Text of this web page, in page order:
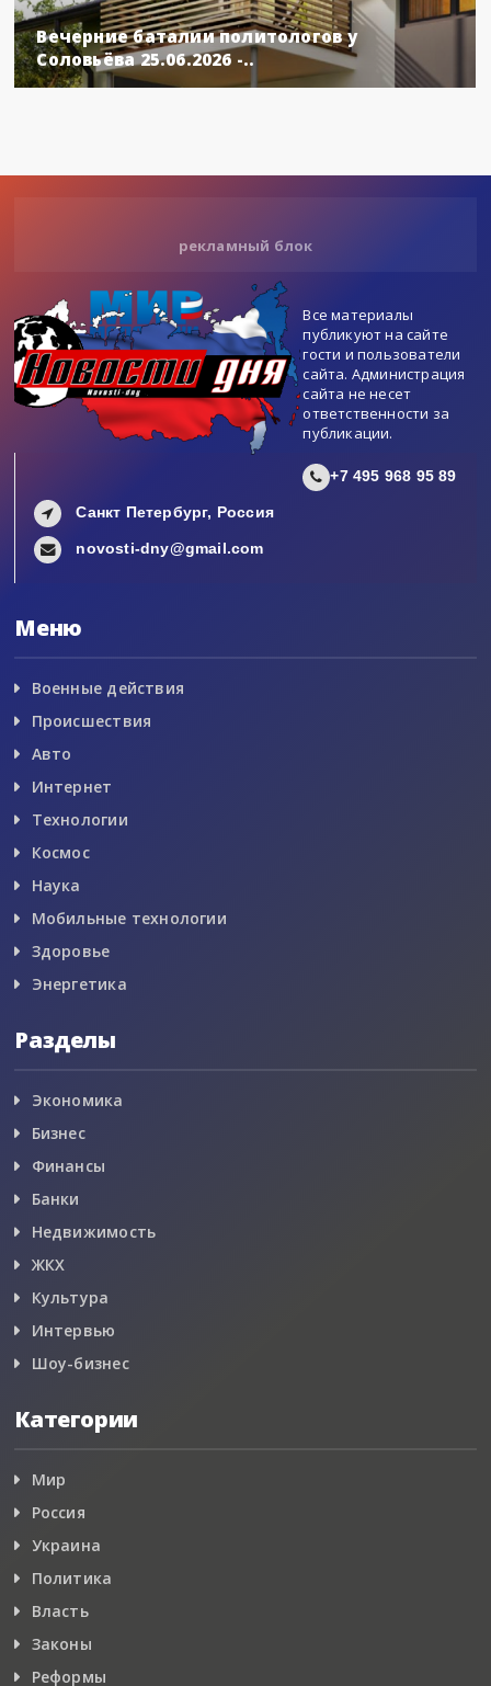
Вечерние баталии политологов у
Соловьёва 25.06.2026 -..
рекламный блок
Все материалы
публикуют на сайте
гости и пользователи
сайта. Администрация
сайта не несет
ответственности за
публикации.
+7 495 968 95 89
Санкт Петербург, Россия
novosti-dny@gmail.com
Меню
Военные действия
Происшествия
Авто
Интернет
Технологии
Космос
Наука
Мобильные технологии
Здоровье
Энергетика
Разделы
Экономика
Бизнес
Финансы
Банки
Недвижимость
ЖКХ
Культура
Интервью
Шоу-бизнес
Категории
Мир
Россия
Украина
Политика
Власть
Законы
Реформы